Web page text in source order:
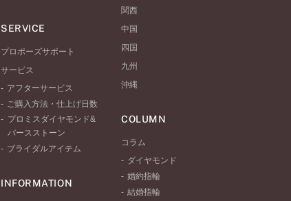
SERVICE
プロポーズサポート
サービス
アフターサービス
ご購入方法・仕上げ日数
プロミスダイヤモンド&
バースストーン
ブライダルアイテム
INFORMATION
関西
中国
四国
九州
沖縄
COLUMN
コラム
ダイヤモンド
婚約指輪
結婚指輪